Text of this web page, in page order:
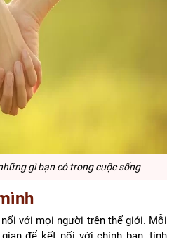
gì bạn có trong cuộc sống
với mọi người trên thế giới. Mỗi